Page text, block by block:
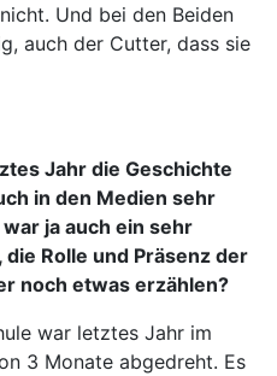
Und bei den Beiden
auch der Cutter, dass sie
Jahr die Geschichte
in den Medien sehr
ja auch ein sehr
Rolle und Präsenz der
noch etwas erzählen?
war letztes Jahr im
3 Monate abgedreht. Es